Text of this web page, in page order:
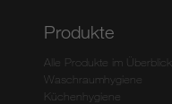
Produkte
Alle Produkte im Überblick
Waschraumhygiene
Küchenhygiene